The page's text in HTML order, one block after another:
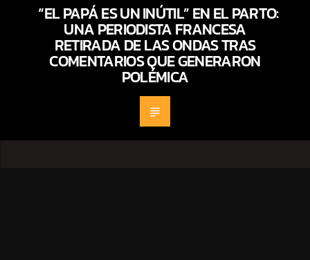
“EL PAPÁ ES UN INÚTIL” EN EL PARTO:
UNA PERIODISTA FRANCESA
RETIRADA DE LAS ONDAS TRAS
COMENTARIOS QUE GENERARON
POLÉMICA